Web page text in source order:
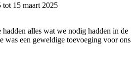
15 maart 2025
alles wat we nodig hadden in de
was een geweldige toevoeging voor ons